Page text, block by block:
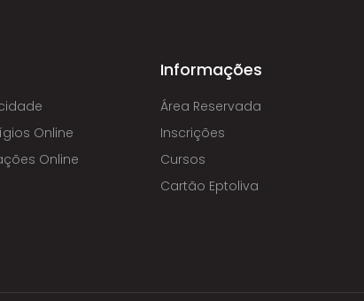
Online
Online
Informações
Área Reservada
Inscrições
Cursos
Cartão Eptoliva